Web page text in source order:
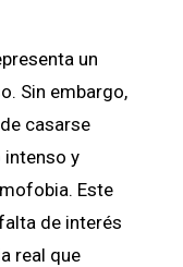
un
Sin embargo,
casarse
intenso y
Este
de interés
real que